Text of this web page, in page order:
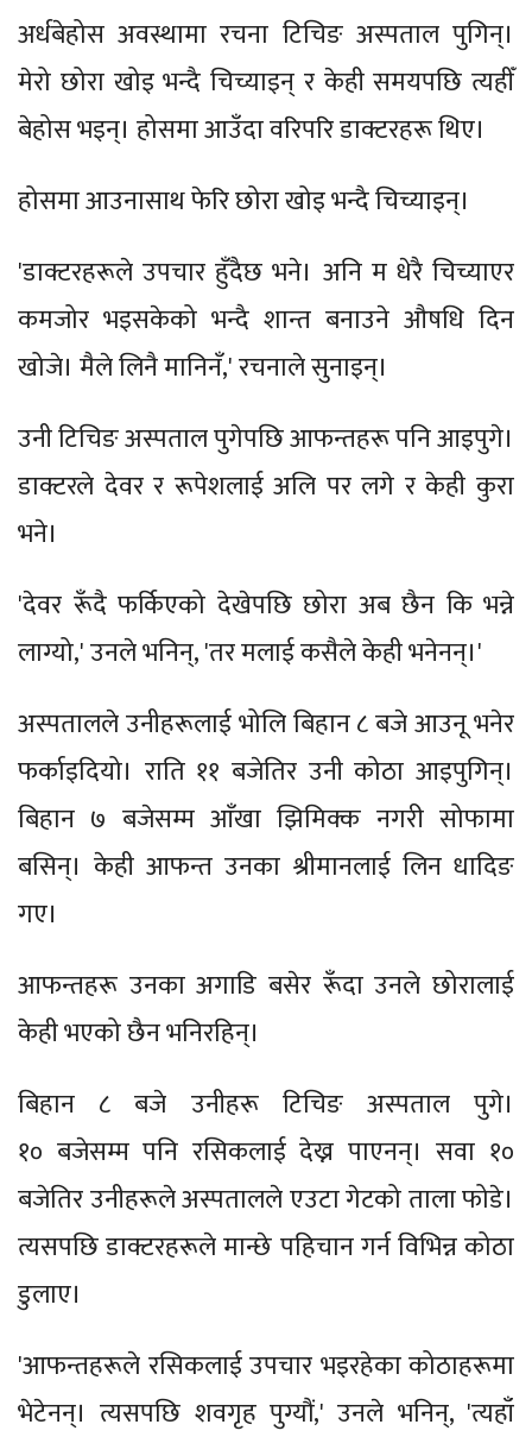
अर्धबेहोस अवस्थामा रचना टिचिङ अस्पताल पुगिन्।
मेरो छोरा खोइ भन्दै चिच्याइन् र केही समयपछि त्यहीँ
बेहोस भइन्। होसमा आउँदा वरिपरि डाक्टरहरू थिए।
होसमा आउनासाथ फेरि छोरा खोइ भन्दै चिच्याइन्।
'डाक्टरहरूले उपचार हुँदैछ भने। अनि म धेरै चिच्याएर
कमजोर भइसकेको भन्दै शान्त बनाउने औषधि दिन
खोजे। मैले लिनै मानिनँ,' रचनाले सुनाइन्।
उनी टिचिङ अस्पताल पुगेपछि आफन्तहरू पनि आइपुगे।
डाक्टरले देवर र रूपेशलाई अलि पर लगे र केही कुरा
भने।
'देवर रूँदै फर्किएको देखेपछि छोरा अब छैन कि भन्ने
लाग्यो,' उनले भनिन्, 'तर मलाई कसैले केही भनेनन्।'
अस्पतालले उनीहरूलाई भोलि बिहान ८ बजे आउनू भनेर
फर्काइदियो। राति ११ बजेतिर उनी कोठा आइपुगिन्।
बिहान ७ बजेसम्म आँखा झिमिक्क नगरी सोफामा
बसिन्। केही आफन्त उनका श्रीमानलाई लिन धादिङ
गए।
आफन्तहरू उनका अगाडि बसेर रूँदा उनले छोरालाई
केही भएको छैन भनिरहिन्।
बिहान ८ बजे उनीहरू टिचिङ अस्पताल पुगे।
१० बजेसम्म पनि रसिकलाई देख्न पाएनन्। सवा १०
बजेतिर उनीहरूले अस्पतालले एउटा गेटको ताला फोडे।
त्यसपछि डाक्टरहरूले मान्छे पहिचान गर्न विभिन्न कोठा
डुलाए।
'आफन्तहरूले रसिकलाई उपचार भइरहेका कोठाहरूमा
भेटेनन्। त्यसपछि शवगृह पुग्यौं,' उनले भनिन्, 'त्यहाँ